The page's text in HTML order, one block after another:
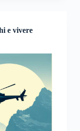
e vivere